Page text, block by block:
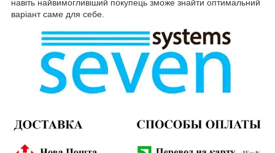
навіть найвимогливіший покупець зможе знайти оптимальний
варіант саме для себе.